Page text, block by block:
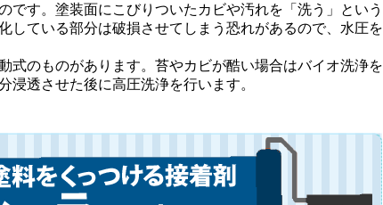
です。塗装面にこびりついたカビや汚れを「洗う」という
している部分は破損させてしまう恐れがあるので、水圧を
のものがあります。苔やカビが酷い場合はバイオ洗浄を
浸透させた後に高圧洗浄を行います。